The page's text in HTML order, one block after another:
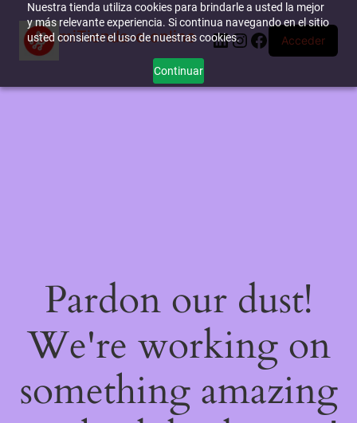
Nuestra tienda utiliza cookies para brindarle a usted la mejor
y más relevante experiencia. Si continua navegando en el sitio
usted consiente el uso de nuestras cookies.
Continuar
miTienda-e.online LinkedIn
Instagram
Facebook
Acceder
Pardon our dust!
We're working on
something amazing